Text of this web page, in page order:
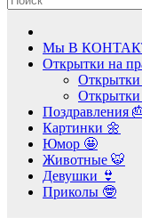
Мы В
Открытки на
Открытки
Поздравления
Картинки 🌼
Юмор 🤩
Животные 🐯
Девушки 👙
Приколы 🤓